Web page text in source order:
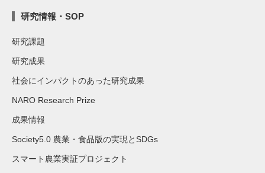
研究情報・SOP
研究課題
研究成果
社会にインパクトのあった研究成果
NARO Research Prize
成果情報
Society5.0 農業・食品版の実現とSDGs
スマート農業実証プロジェクト